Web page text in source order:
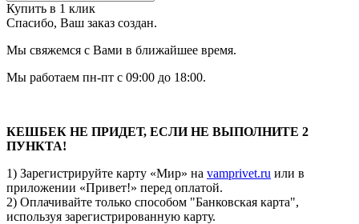
Купить в 1 клик
Спасибо, Ваш заказ создан.
Мы свяжемся с Вами в ближайшее время.
Мы работаем пн-пт с 09:00 до 18:00.
КЕШБЕК НЕ ПРИДЕТ, ЕСЛИ НЕ ВЫПОЛНИТЕ 2
ПУНКТА!
1) Зарегистрируйте карту «Мир» на vamprivet.ru или в
приложении «Привет!» перед оплатой.
2) Оплачивайте только способом "Банковская карта",
используя зарегистрированную карту.